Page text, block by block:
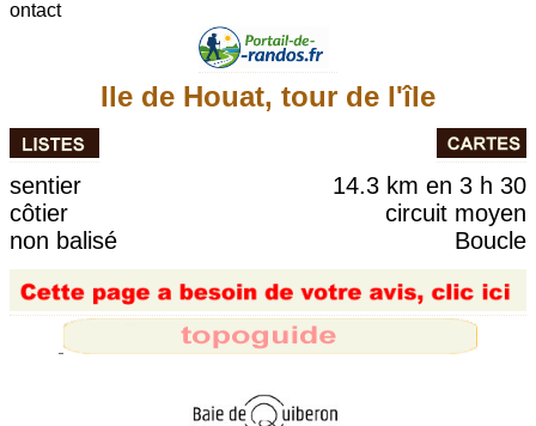
ontact
Ile de Houat, tour de l'île
sentier
côtier
non balisé
14.3 km en 3 h 30
circuit moyen
Boucle